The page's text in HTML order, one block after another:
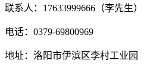
联系人：17633999666（李先生）
电话：0379-69800969
地址：洛阳市伊滨区李村工业园